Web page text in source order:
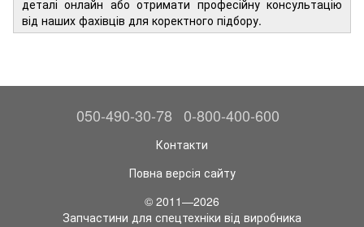
деталі онлайн або отримати професійну консультацію
від наших фахівців для коректного підбору.
050-490-30-78 0-800-400-600
Контакти
Повна версія сайту
© 2011—2026
Запчастини для спецтехніки від виробника